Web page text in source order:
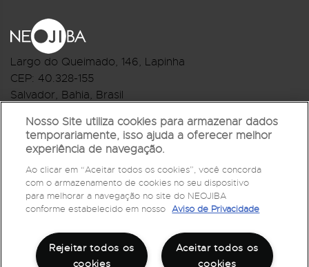
Largo do Queimado, 146, Lapinha
CEP: 40.328-155
Salvador, Bahia, Brasil
R.Monte Castelo Nº 62, Bairro Barbalho
CEP: 40.301-210
Salvador, Bahia, Brasil
Telefone:(71) 3032-1073
Nosso Site utiliza cookies para armazenar dados
temporariamente, isso ajuda a oferecer melhor
experiência de navegação.
Ao clicar em “Aceitar todos os cookies”, você concorda
com o armazenamento de cookies no seu dispositivo
para melhorar a navegação no site do NEOJIBA
conforme estabelecido em nosso Aviso de Privacidade
Aceitar todos os
cookies
Rejeitar todos os
cookies